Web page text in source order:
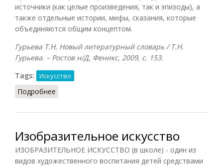
источники (как целые произведения, так и эпизоды), а
также отдельные истории, мифы, сказания, которые
объединяются общим концептом.
Гурьева Т.Н. Новый литературный словарь / Т.Н.
Гурьева. – Ростов н/Д, Феникс, 2009, с. 153.
Tags:
Искусство
Подробнее
Изобразительное искусство
ИЗОБРАЗИТЕЛЬНОЕ ИСКУССТВО (в школе) - один из
видов художественного воспитания детей средствами